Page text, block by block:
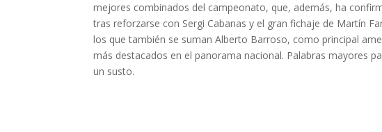
mejores combinados del campeonato, que, además, ha
tras reforzarse con Sergi Cabanas y el gran fichaje de Martín
los que también se suman Alberto Barroso, como principal
más destacados en el panorama nacional. Palabras mayores
un susto.